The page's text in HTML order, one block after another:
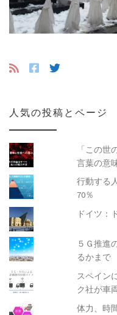
人気の投稿とページ
「この
言葉の意
行動する
70％
ドイツ：
５Ｇ推進
るかまで
スペイン
ク社が車
体力、時